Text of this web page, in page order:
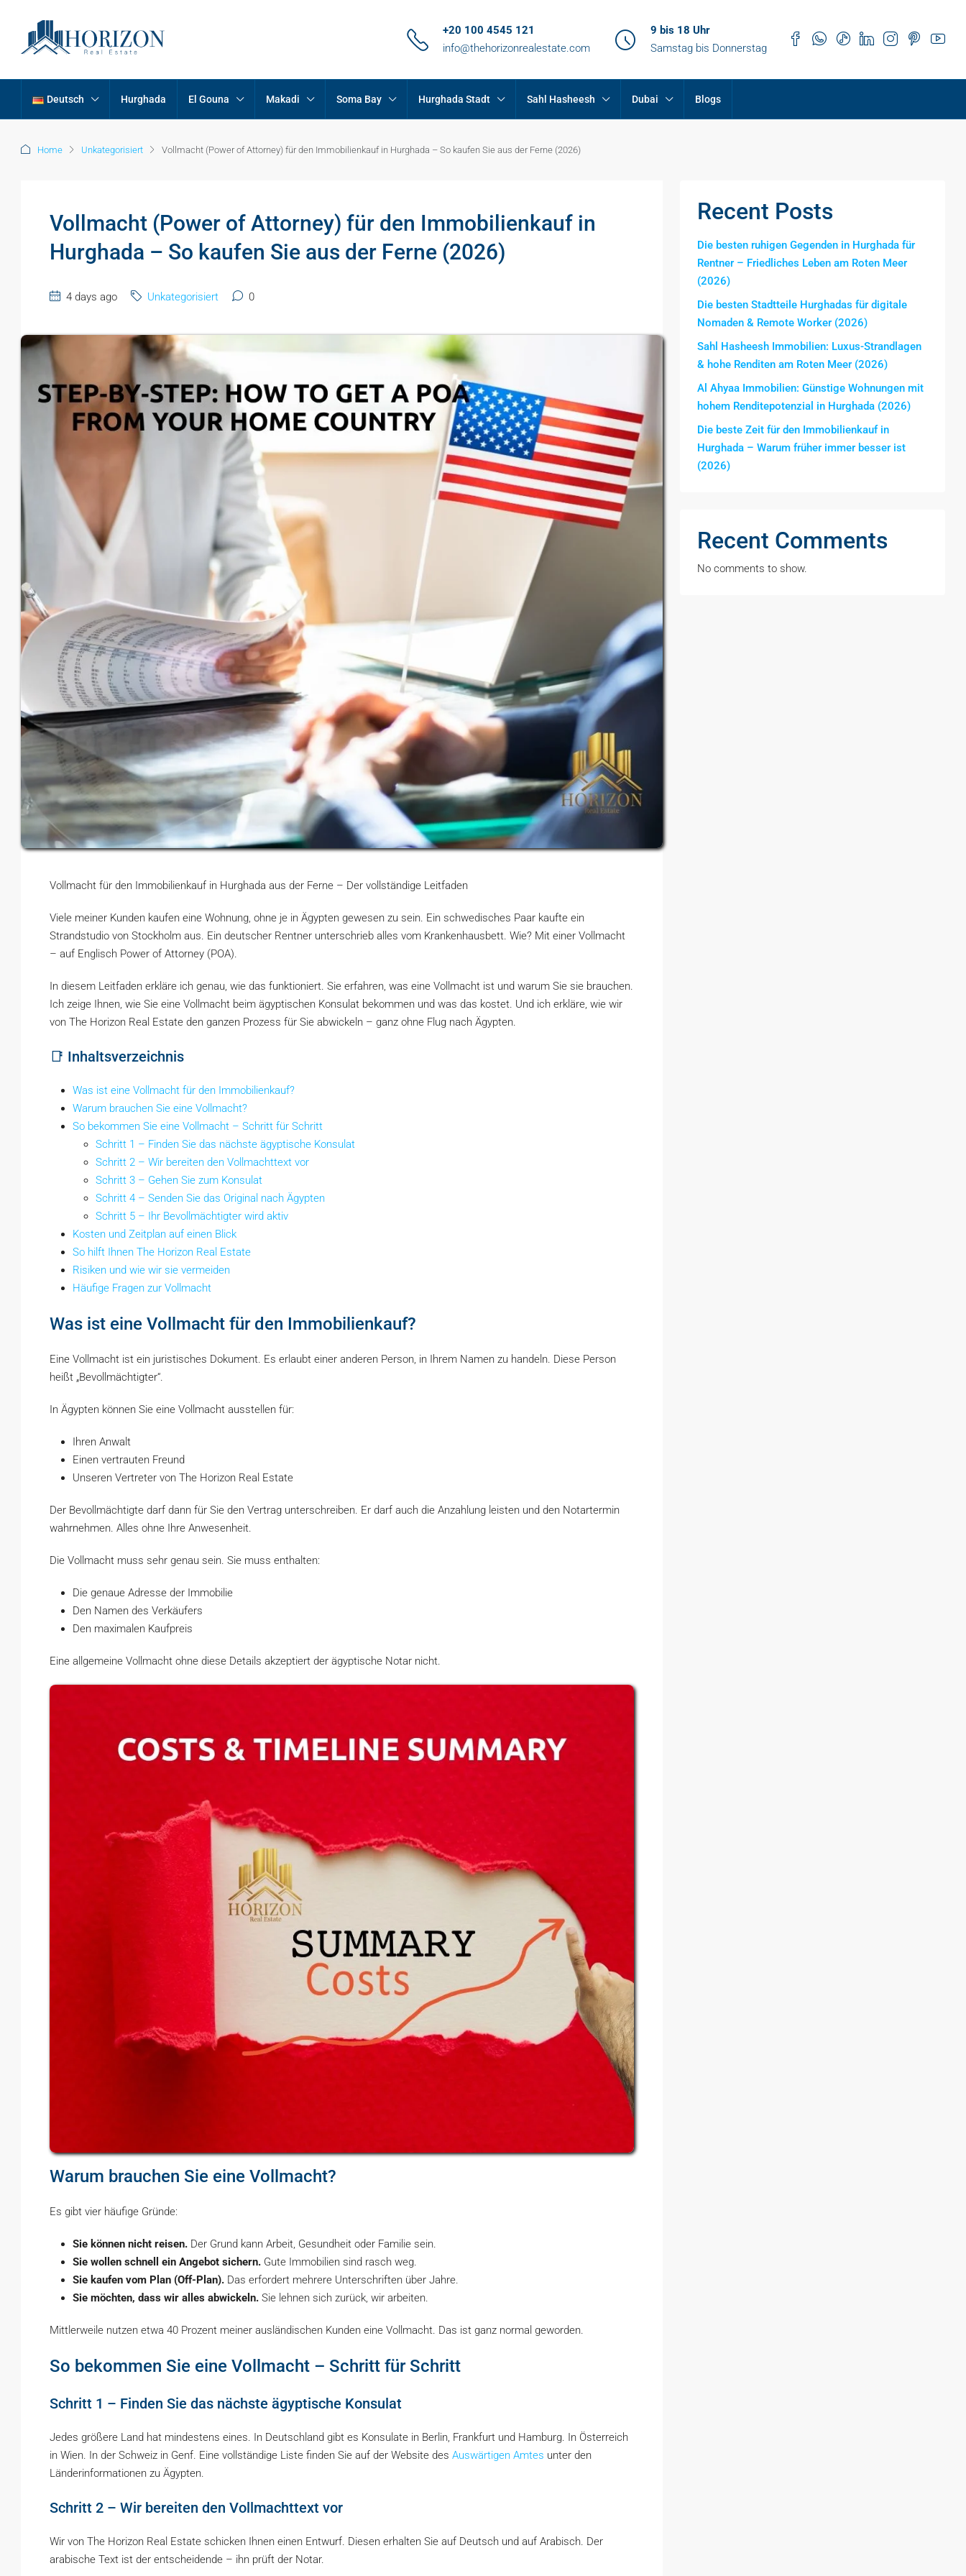
+20 100 4545 121
info@thehorizonrealestate.com
9 bis 18 Uhr
Samstag bis Donnerstag
Deutsch Hurghada El Gouna Makadi Soma Bay Hurghada Stadt Sahl Hasheesh Dubai Blogs
Home Unkategorisiert Vollmacht (Power of Attorney) für den Immobilienkauf in Hurghada – So kaufen Sie aus der Ferne (2026)
Vollmacht (Power of Attorney) für den Immobilienkauf in
Hurghada – So kaufen Sie aus der Ferne (2026)
4 days ago Unkategorisiert 0
Vollmacht für den Immobilienkauf in Hurghada aus der Ferne – Der vollständige Leitfaden
Viele meiner Kunden kaufen eine Wohnung, ohne je in Ägypten gewesen zu sein. Ein schwedisches Paar kaufte ein
Strandstudio von Stockholm aus. Ein deutscher Rentner unterschrieb alles vom Krankenhausbett. Wie? Mit einer Vollmacht
– auf Englisch Power of Attorney (POA).
In diesem Leitfaden erkläre ich genau, wie das funktioniert. Sie erfahren, was eine Vollmacht ist und warum Sie sie brauchen.
Ich zeige Ihnen, wie Sie eine Vollmacht beim ägyptischen Konsulat bekommen und was das kostet. Und ich erkläre, wie wir
von The Horizon Real Estate den ganzen Prozess für Sie abwickeln – ganz ohne Flug nach Ägypten.
📑 Inhaltsverzeichnis
Was ist eine Vollmacht für den Immobilienkauf?
Warum brauchen Sie eine Vollmacht?
So bekommen Sie eine Vollmacht – Schritt für Schritt
Schritt 1 – Finden Sie das nächste ägyptische Konsulat
Schritt 2 – Wir bereiten den Vollmachttext vor
Schritt 3 – Gehen Sie zum Konsulat
Schritt 4 – Senden Sie das Original nach Ägypten
Schritt 5 – Ihr Bevollmächtigter wird aktiv
Kosten und Zeitplan auf einen Blick
So hilft Ihnen The Horizon Real Estate
Risiken und wie wir sie vermeiden
Häufige Fragen zur Vollmacht
Was ist eine Vollmacht für den Immobilienkauf?
Eine Vollmacht ist ein juristisches Dokument. Es erlaubt einer anderen Person, in Ihrem Namen zu handeln. Diese Person
heißt „Bevollmächtigter“.
In Ägypten können Sie eine Vollmacht ausstellen für:
Ihren Anwalt
Einen vertrauten Freund
Unseren Vertreter von The Horizon Real Estate
Der Bevollmächtigte darf dann für Sie den Vertrag unterschreiben. Er darf auch die Anzahlung leisten und den Notartermin
wahrnehmen. Alles ohne Ihre Anwesenheit.
Die Vollmacht muss sehr genau sein. Sie muss enthalten:
Die genaue Adresse der Immobilie
Den Namen des Verkäufers
Den maximalen Kaufpreis
Eine allgemeine Vollmacht ohne diese Details akzeptiert der ägyptische Notar nicht.
Warum brauchen Sie eine Vollmacht?
Es gibt vier häufige Gründe:
Sie können nicht reisen. Der Grund kann Arbeit, Gesundheit oder Familie sein.
Sie wollen schnell ein Angebot sichern. Gute Immobilien sind rasch weg.
Sie kaufen vom Plan (Off-Plan). Das erfordert mehrere Unterschriften über Jahre.
Sie möchten, dass wir alles abwickeln. Sie lehnen sich zurück, wir arbeiten.
Mittlerweile nutzen etwa 40 Prozent meiner ausländischen Kunden eine Vollmacht. Das ist ganz normal geworden.
So bekommen Sie eine Vollmacht – Schritt für Schritt
Schritt 1 – Finden Sie das nächste ägyptische Konsulat
Jedes größere Land hat mindestens eines. In Deutschland gibt es Konsulate in Berlin, Frankfurt und Hamburg. In Österreich
in Wien. In der Schweiz in Genf. Eine vollständige Liste finden Sie auf der Website des Auswärtigen Amtes unter den
Länderinformationen zu Ägypten.
Schritt 2 – Wir bereiten den Vollmachttext vor
Wir von The Horizon Real Estate schicken Ihnen einen Entwurf. Diesen erhalten Sie auf Deutsch und auf Arabisch. Der
arabische Text ist der entscheidende – ihn prüft der Notar.
Recent Posts
Die besten ruhigen Gegenden in Hurghada für
Rentner – Friedliches Leben am Roten Meer
(2026)
Die besten Stadtteile Hurghadas für digitale
Nomaden & Remote Worker (2026)
Sahl Hasheesh Immobilien: Luxus-Strandlagen
& hohe Renditen am Roten Meer (2026)
Al Ahyaa Immobilien: Günstige Wohnungen mit
hohem Renditepotenzial in Hurghada (2026)
Die beste Zeit für den Immobilienkauf in
Hurghada – Warum früher immer besser ist
(2026)
Recent Comments
No comments to show.